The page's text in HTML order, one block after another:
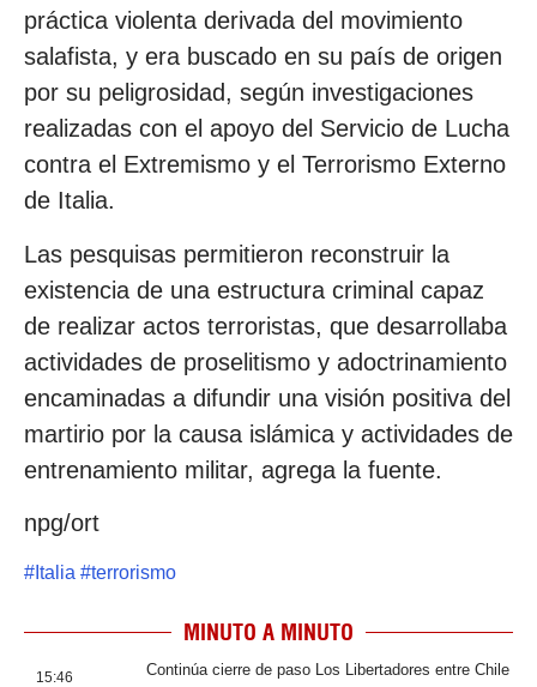
práctica violenta derivada del movimiento
salafista, y era buscado en su país de origen
por su peligrosidad, según investigaciones
realizadas con el apoyo del Servicio de Lucha
contra el Extremismo y el Terrorismo Externo
de Italia.
Las pesquisas permitieron reconstruir la
existencia de una estructura criminal capaz
de realizar actos terroristas, que desarrollaba
actividades de proselitismo y adoctrinamiento
encaminadas a difundir una visión positiva del
martirio por la causa islámica y actividades de
entrenamiento militar, agrega la fuente.
npg/ort
# Italia #terrorismo
MINUTO A MINUTO
15:46
Continúa cierre de paso Los Libertadores entre Chile